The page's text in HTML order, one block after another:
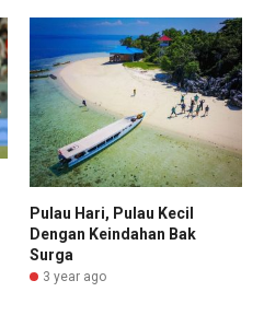
Pulau Hari, Pulau Kecil
Dengan Keindahan Bak
Surga
3 year ago